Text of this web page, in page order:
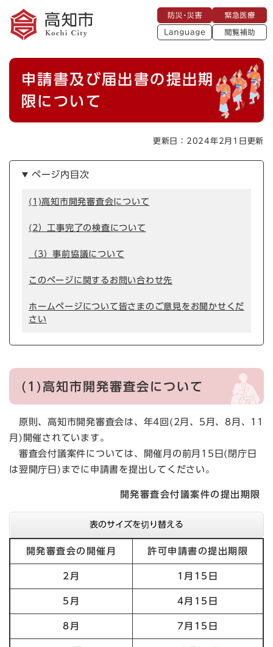
メニューを飛ばして本文へ
災
・
災
急
医
療
L
a
a
g
閲
助
本
申請書及び届出書の提出期
限について
更新日：2024年2月1日更新
ページ内目次
(1)高知市開発審査会について
(2）工事完了の検査について
（3）事前協議について
このページに関するお問い合わせ先
ホームページについて皆さまのご意見をお聞かせくだ
さい
(1)高知市開発審査会について
原則、高知市開発審査会は、年4回(2月、5月、8月、11
月)開催されています。
審査会付議案件については、開催月の前月15日(閉庁日
は翌開庁日)までに申請書を提出してください。
開発審査会付議案件の提出期限
表のサイズを切り替える
開発審査会の開催月 許可申請書の提出期限
2月 1月15 日
5月 4月15 日
8月 7月15 日